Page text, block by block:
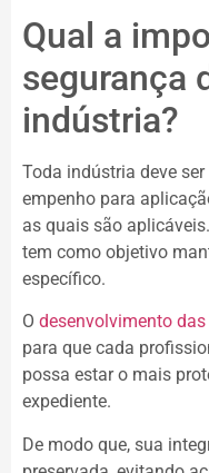
Qual a
segurança
indústria?
Toda indústria deve
empenho para
as quais são
tem como objetivo
específico.
O desenvolvimento
para que cada
possa estar o mais
expediente.
De modo que, sua